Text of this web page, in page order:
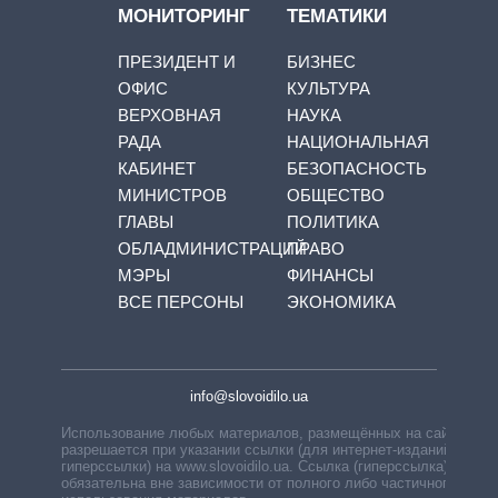
МОНИТОРИНГ
ПРЕЗИДЕНТ И
ОФИС
ВЕРХОВНАЯ
РАДА
КАБИНЕТ
МИНИСТРОВ
ГЛАВЫ
ОБЛАДМИНИСТРАЦИЙ
МЭРЫ
ВСЕ ПЕРСОНЫ
ТЕМАТИКИ
БИЗНЕС
КУЛЬТУРА
НАУКА
НАЦИОНАЛЬНАЯ
БЕЗОПАСНОСТЬ
ОБЩЕСТВО
ПОЛИТИКА
ПРАВО
ФИНАНСЫ
ЭКОНОМИКА
info@slovoidilo.ua
Использование любых материалов, размещённых на сайте,
разрешается при указании ссылки (для интернет-изданий —
гиперссылки) на www.slovoidilo.ua. Ссылка (гиперссылка)
обязательна вне зависимости от полного либо частичного